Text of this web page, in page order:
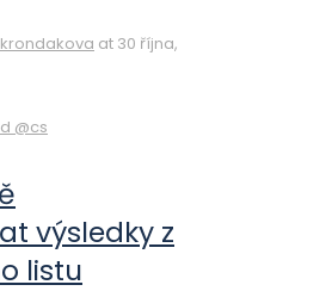
at 30 října,
@cs
výsledky z
listu